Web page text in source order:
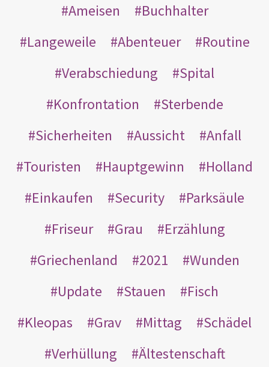
Ameisen
Buchhalter
Langeweile
Abenteuer
Routine
Verabschiedung
Spital
Konfrontation
Sterbende
Sicherheiten
Aussicht
Anfall
Touristen
Hauptgewinn
Holland
Einkaufen
Security
Parksäule
Friseur
Grau
Erzählung
Griechenland
2021
Wunden
Update
Stauen
Fisch
Kleopas
Grav Mittag
Schädel
Verhüllung
Ältestenschaft